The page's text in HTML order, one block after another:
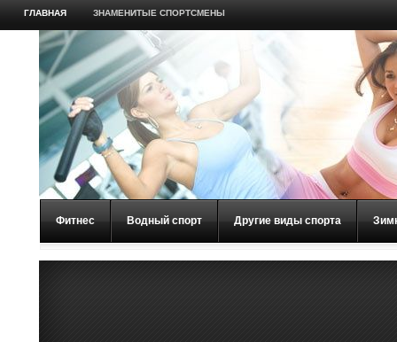
ГЛАВНАЯ ЗНАМЕНИТЫЕ СПОРТСМЕНЫ
Фитнес Водный спорт Другие виды спорта